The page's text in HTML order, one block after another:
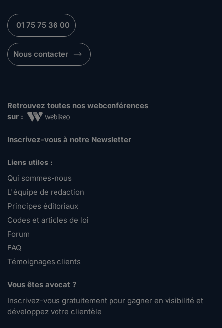
01 75 75 36 00
Nous contacter
Retrouvez toutes nos webconférences
sur :
Inscrivez-vous à notre Newsletter
Liens utiles :
Qui sommes-nous
L'équipe de rédaction
Principes éditoriaux
Codes et articles de loi
Forum
FAQ
Témoignages clients
Vous êtes avocat ?
Inscrivez-vous gratuitement pour gagner en visibilité et
développez votre clientèle